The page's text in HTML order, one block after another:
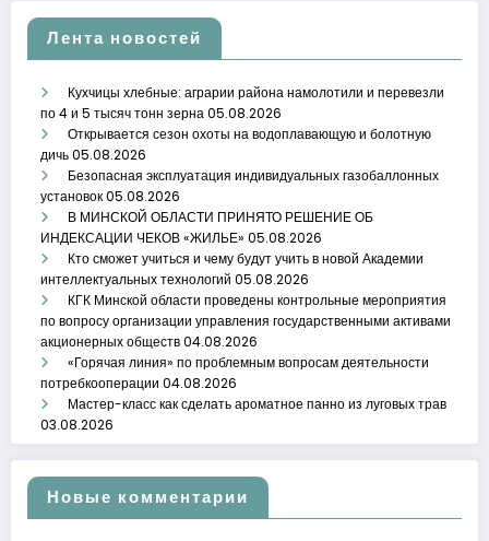
Лента новостей
Кухчицы хлебные: аграрии района намолотили и перевезли
по 4 и 5 тысяч тонн зерна05.08.2026
Открывается сезон охоты на водоплавающую и болотную
дичь05.08.2026
Безопасная эксплуатация индивидуальных газобаллонных
установок05.08.2026
В МИНСКОЙ ОБЛАСТИ ПРИНЯТО РЕШЕНИЕ ОБ
ИНДЕКСАЦИИ ЧЕКОВ «ЖИЛЬЕ» 05.08.2026
Кто сможет учиться и чему будут учить в новой Академии
интеллектуальных технологий 05.08.2026
КГК Минской области проведены контрольные мероприятия
по вопросу организации управления государственными активами
акционерных обществ04.08.2026
«Горячая линия» по проблемным вопросам деятельности
потребкооперации 04.08.2026
Мастер-класс как сделать ароматное панно из луговых трав
03.08.2026
Новые комментарии